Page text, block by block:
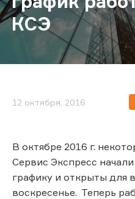
КСЭ
12 октября, 2016
В октябре 2016 г.
Сервис Экспресс
графику и открыты для
воскресенье. Теперь